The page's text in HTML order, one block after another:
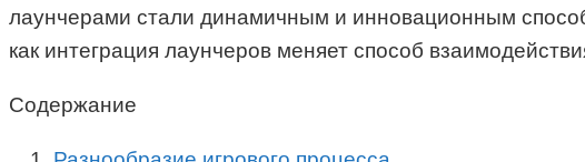
лаунчерами стали динамичным и инновационным
как интеграция лаунчеров меняет способ
Содержание